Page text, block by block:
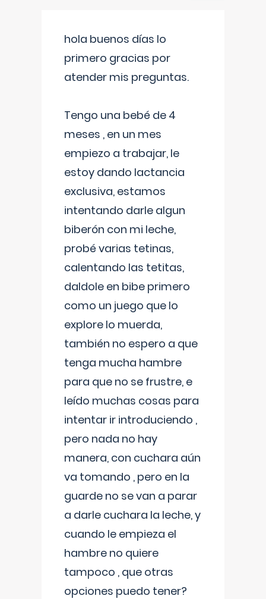
hola buenos días lo
primero gracias por
atender mis preguntas.
Tengo una bebé de 4
meses , en un mes
empiezo a trabajar, le
estoy dando lactancia
exclusiva, estamos
intentando darle algun
biberón con mi leche,
probé varias tetinas,
calentando las tetitas,
daldole en bibe primero
como un juego que lo
explore lo muerda,
también no espero a que
tenga mucha hambre
para que no se frustre, e
leído muchas cosas para
intentar ir introduciendo ,
pero nada no hay
manera, con cuchara aún
va tomando , pero en la
guarde no se van a parar
a darle cuchara la leche, y
cuando le empieza el
hambre no quiere
tampoco , que otras
opciones puedo tener?